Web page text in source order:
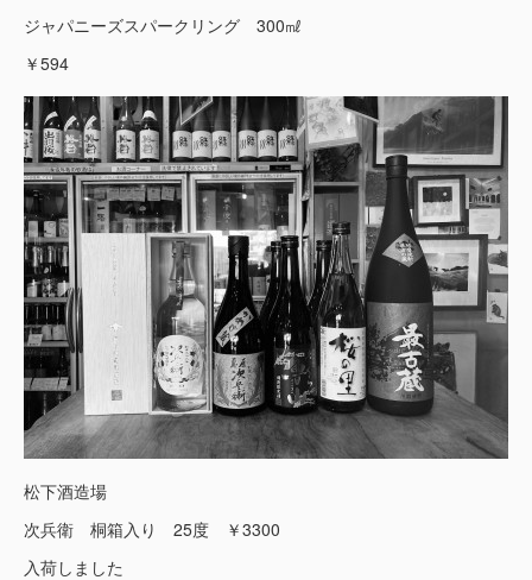
ジャパニーズスパークリング 300㎖
￥594
松下酒造場
次兵衛 桐箱入り 25度 ￥3300
入荷しました